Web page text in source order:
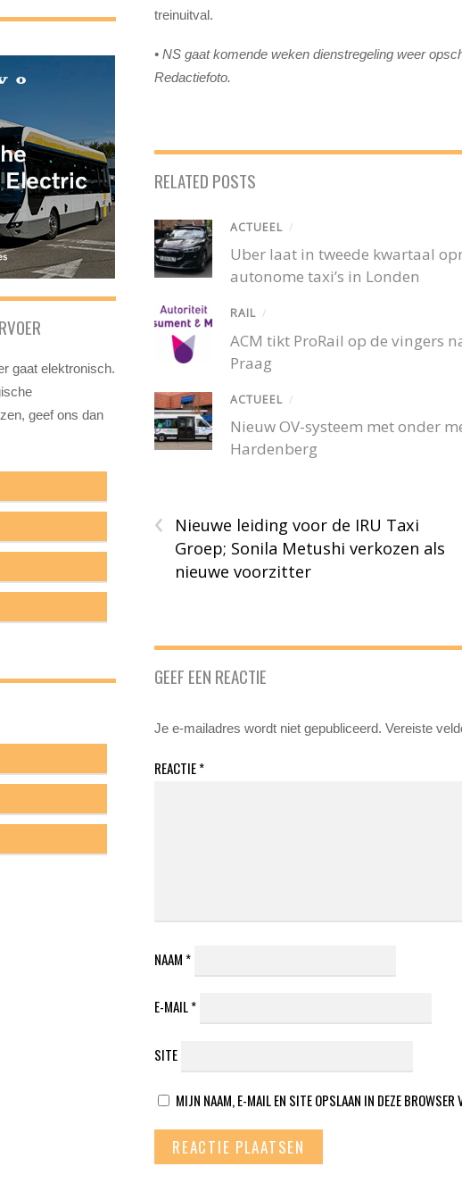
treinuitval.
•NS gaat komende weken dienstregeling weer
Redactiefoto.
RELATED POSTS
ACTUEEL /
Uber laat in tweede kwartaal
autonome taxi’s in Londen
RAIL /
ACM tikt ProRail op de vingers
Praag
ACTUEEL /
Nieuw OV-systeem met onder
Hardenberg
‹
Nieuwe leiding voor de IRU Taxi
Groep; Sonila Metushi verkozen als
nieuwe voorzitter
GEEF EEN REACTIE
Je e-mailadres wordt niet gepubliceerd. Vereiste
REACTIE*
NAAM *
E-MAIL*
SITE
MIJN NAAM, E-MAIL EN SITE OPSLAAN IN DEZE BROWSER
gaat elektronisch.
geef ons dan